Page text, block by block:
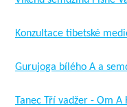
Konzultace tibetské
Gurujoga bílého A a
Tanec Tří vadžer - Om